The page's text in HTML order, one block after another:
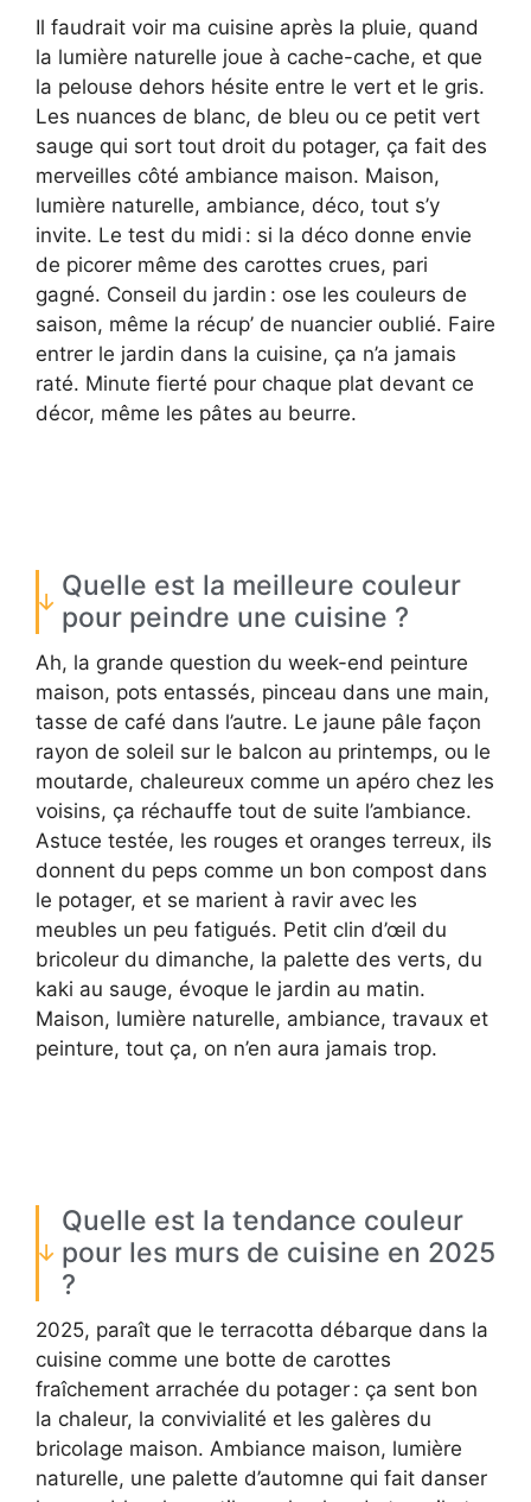
Il faudrait voir ma cuisine après la pluie, quand
la lumière naturelle joue à cache-cache, et que
la pelouse dehors hésite entre le vert et le gris.
Les nuances de blanc, de bleu ou ce petit vert
sauge qui sort tout droit du potager, ça fait des
merveilles côté ambiance maison. Maison,
lumière naturelle, ambiance, déco, tout s’y
invite. Le test du midi : si la déco donne envie
de picorer même des carottes crues, pari
gagné. Conseil du jardin : ose les couleurs de
saison, même la récup’ de nuancier oublié. Faire
entrer le jardin dans la cuisine, ça n’a jamais
raté. Minute fierté pour chaque plat devant ce
décor, même les pâtes au beurre.
Quelle est la meilleure couleur
pour peindre une cuisine ?
Ah, la grande question du week-end peinture
maison, pots entassés, pinceau dans une main,
tasse de café dans l’autre. Le jaune pâle façon
rayon de soleil sur le balcon au printemps, ou le
moutarde, chaleureux comme un apéro chez les
voisins, ça réchauffe tout de suite l’ambiance.
Astuce testée, les rouges et oranges terreux, ils
donnent du peps comme un bon compost dans
le potager, et se marient à ravir avec les
meubles un peu fatigués. Petit clin d’œil du
bricoleur du dimanche, la palette des verts, du
kaki au sauge, évoque le jardin au matin.
Maison, lumière naturelle, ambiance, travaux et
peinture, tout ça, on n’en aura jamais trop.
Quelle est la tendance couleur
pour les murs de cuisine en 2025
?
2025, paraît que le terracotta débarque dans la
cuisine comme une botte de carottes
fraîchement arrachée du potager : ça sent bon
la chaleur, la convivialité et les galères du
bricolage maison. Ambiance maison, lumière
naturelle, une palette d’automne qui fait danser